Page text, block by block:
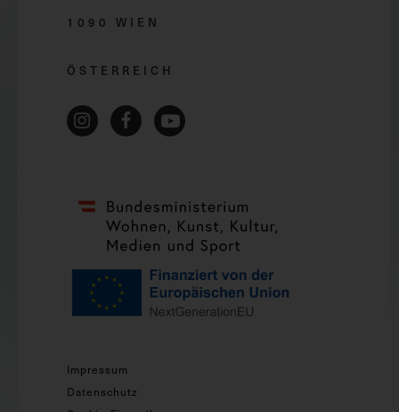
1090 WIEN
ÖSTERREICH
Impressum
Datenschutz